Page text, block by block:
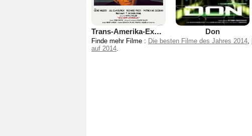
Trans-Amerika-Express Don
Finde mehr Filme : Die besten Filme des Jahres 2014,
auf 2014.